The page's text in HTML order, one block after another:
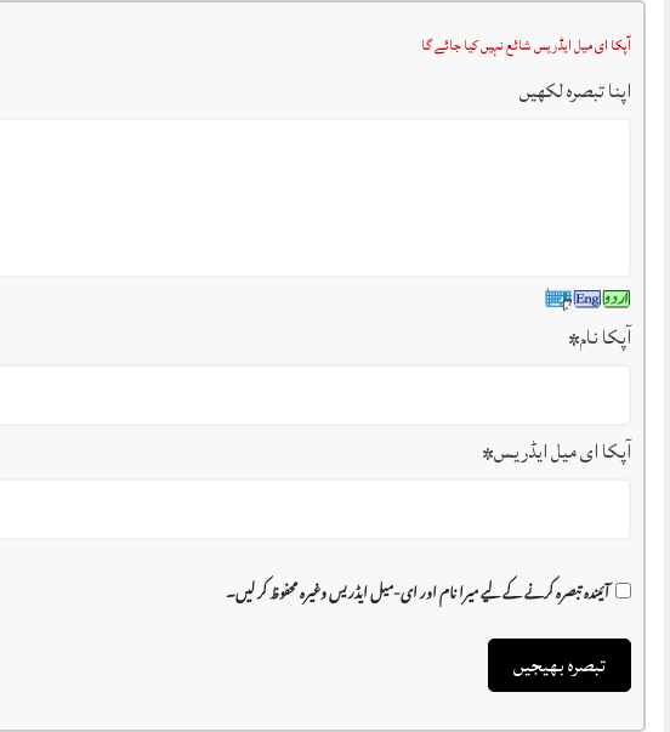
آپکا ای میل ایڈریس شائع نہیں کیا جائے گا
اپنا تبصرہ لکھیں
آپکا نام*
آپکا ای میل ایڈریس*
آئیندہ تبصرہ کرنے کے لیے میرا نام اور ای-میل ایڈریس وغیرہ محفوظ کر لیں۔